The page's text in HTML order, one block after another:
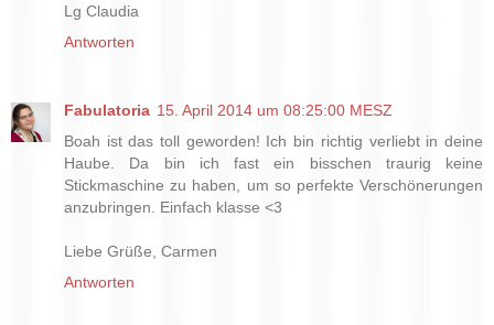
Lg Claudia
Antworten
Fabulatoria 15. April 2014 um 08:25:00 MESZ
Boah ist das toll geworden! Ich bin richtig verliebt in deine
Haube. Da bin ich fast ein bisschen traurig keine
Stickmaschine zu haben, um so perfekte Verschönerungen
anzubringen. Einfach klasse <3
Liebe Grüße, Carmen
Antworten